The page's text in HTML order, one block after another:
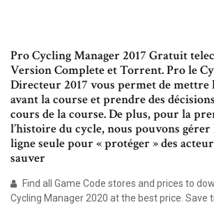
Pro Cycling Manager 2017 Gratuit
Version Complete et Torrent. Pro le
Directeur 2017 vous permet de mettre
avant la course et prendre des
cours de la course. De plus, pour la
l’histoire du cycle, nous pouvons gérer
ligne seule pour « protéger » des
sauver
Find all Game Code stores and prices to
Cycling Manager 2020 at the best price. Save